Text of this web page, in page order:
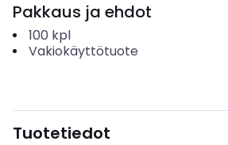
Pakkaus ja ehdot
100 kpl
Vakiokäyttötuote
Tuotetiedot